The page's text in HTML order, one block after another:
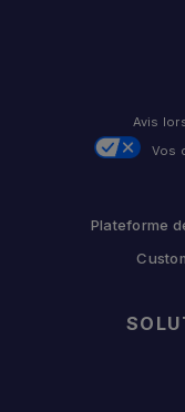
Plateforme
Avis
Vos